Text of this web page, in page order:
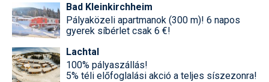
Bad Kleinkirchheim
Pályaközeli apartmanok (300 m)! 6 napos
gyerek síbérlet csak 6 €!
Lachtal
100% pályaszállás!
5% téli előfoglalási akció a teljes síszezonra!